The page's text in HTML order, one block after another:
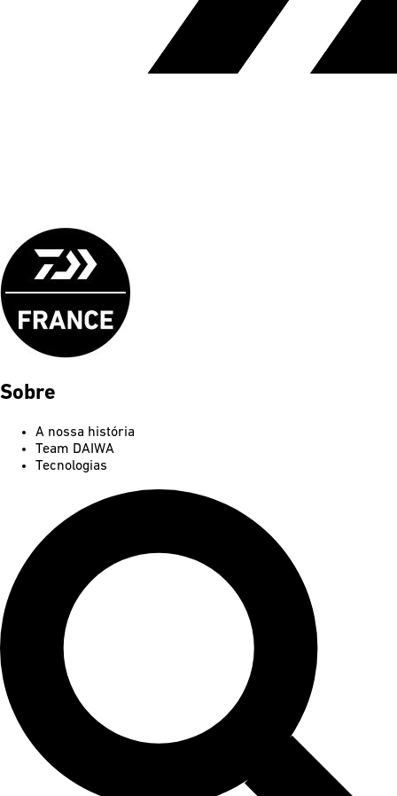
Sobre
A nossa história
Team DAIWA
Tecnologias